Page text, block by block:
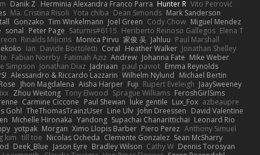
Danik Z Herminia Alexandra Franco Parra Hunter R Vito Petrović
Ma. Cristina Risoli Yota chiba Dean Simonds Mark Sanderson
Gonzako Tim Winkelmann Joel Green Cody Chow Miguel Mendez
sonal Peter Page Saturnis#6115 Heriberto Reinoso Gallegos Elena T
Rinalds Miļicins Monica Pirvu 家俊 吴 Jahluu Paul Marshall
Ian Davide Bortoletti Coral Heather Walker Jonathan Shelley
Fabian Norrby Fatimah Aziz Andrew Johanna Fate Mike Weber
Simpson Jonathan Diaz Jadriaan paul paviot Emma Reynolds
Alessandro & Riccardo Lazzarin Wilhelm Nylund Michael Bertin
Rose Jhon Magdalena Aisha Harper Fuji Rupert Eveleigh JaaySweeney
Zhou Weitong Tony Elwood Sprague Williams FeroshGirlSims
Carmine Ciccone Paul Shewan luke gentile Lux_Fox azbeaupre
Gohl TheThomasTrainzUser Line Ulv John Dreessen David Valentine
Michelle Hironaka Yandong Supachai Chanarittichai Leonard Rio
yotpak Morgan Ximo Llopis Barber Piero Perez Anthony Simuel
kim till toe Nicolas Ocheda Clemente Gonzalez Sean McSharry
Deek_Blue Jason Eyre Bradley Wilson Cathy W Dennis Torosyan